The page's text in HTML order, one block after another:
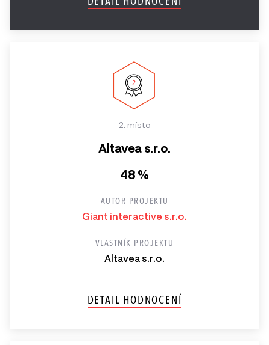
2. místo
Altavea s.r.o.
48 %
AUTOR PROJEKTU
Giant interactive s.r.o.
VLASTNÍK PROJEKTU
Altavea s.r.o.
DETAIL HODNOCENÍ